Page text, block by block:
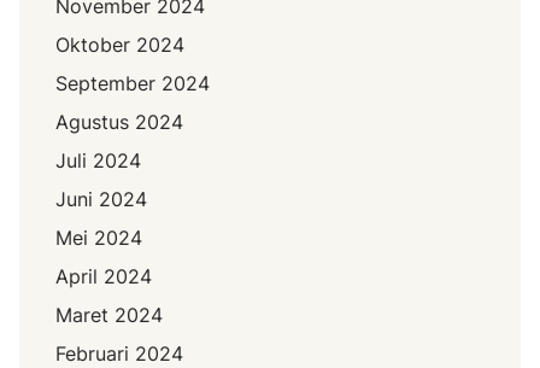
November 2024
Oktober 2024
September 2024
Agustus 2024
Juli 2024
Juni 2024
Mei 2024
April 2024
Maret 2024
Februari 2024